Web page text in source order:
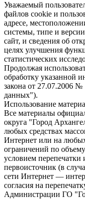
Уважаемый
файлов cookie и
адресе,
системы, типе и
сайт, и сведения об
целях улучшения
статистических
Продолжая
обработку указанной
закона от 27.07.2006
данных").
Использование
Все материалы
округа "Город
любых средствах
Интернет или на
ограничений по
условием перепечатки
первоисточник (в
сети Интернет —
согласия на
Администрации ГО